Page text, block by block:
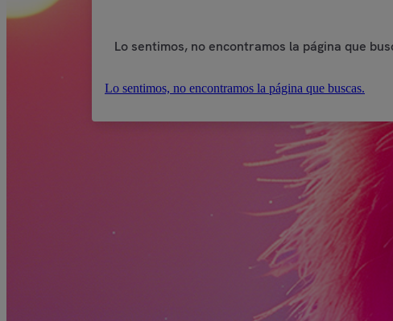
Lo sentimos, no encontramos la página que
Lo sentimos, no encontramos la página que buscas.